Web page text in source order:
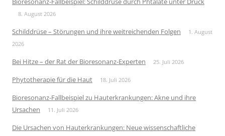
8. August 2026
Schilddrüse – Störungen und ihre weitreichenden Folgen
1. August
2026
Bei Hitze – der Rat der Bioresonanz-Experten 25. Juli 2026
Phytotherapie für die Haut 18. Juli 2026
Bioresonanz-Fallbeispiel zu Hauterkrankungen: Akne und ihre
Ursachen
11. Juli 2026
Die Ursachen von Hauterkrankungen: Neue wissenschaftliche